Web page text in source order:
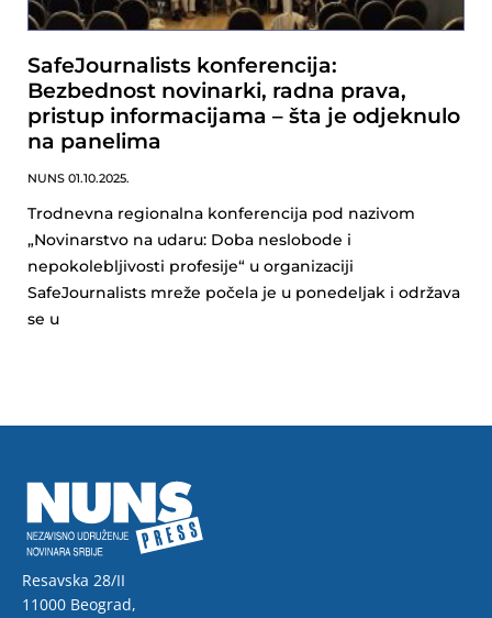
SafeJournalists konferencija:
Bezbednost novinarki, radna prava,
pristup informacijama – šta je odjeknulo
na panelima
NUNS 01.10.2025.
Trodnevna regionalna konferencija pod nazivom
„Novinarstvo na udaru: Doba neslobode i
nepokolebljivosti profesije“ u organizaciji
SafeJournalists mreže počela je u ponedeljak i održava
se u
Resavska 28/II
11000 Beograd,